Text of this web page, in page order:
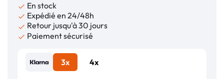
 En stock
 Expédié en 24/48h
 Retour jusqu'à 30 jours
 Paiement sécurisé
3x 4x